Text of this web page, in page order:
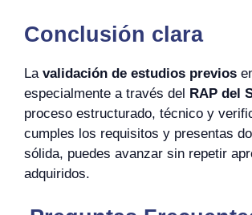
Conclusión clara
La validación de estudios previos
especialmente a través del RAP del
proceso estructurado, técnico y
cumples los requisitos y presentas
sólida, puedes avanzar sin repetir
adquiridos.